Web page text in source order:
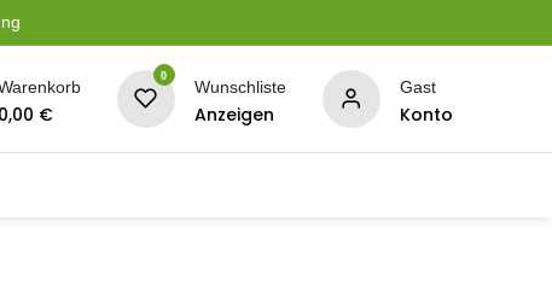
0,00 €
0
Wunschliste
Anzeigen
Gast
Konto